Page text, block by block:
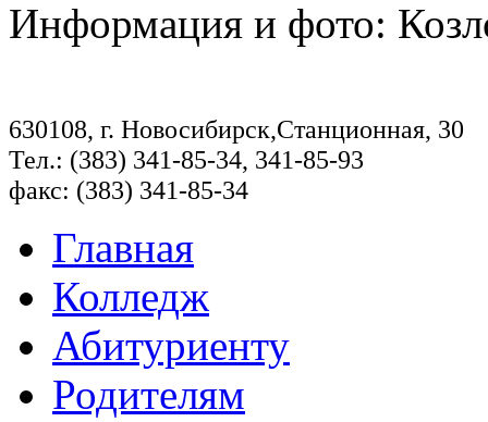
Информация и фото:
630108, г. Новосибирск,Станционная, 30
Тел.: (383) 341-85-34, 341-85-93
факс: (383) 341-85-34
Главная
Колледж
Абитуриенту
Родителям